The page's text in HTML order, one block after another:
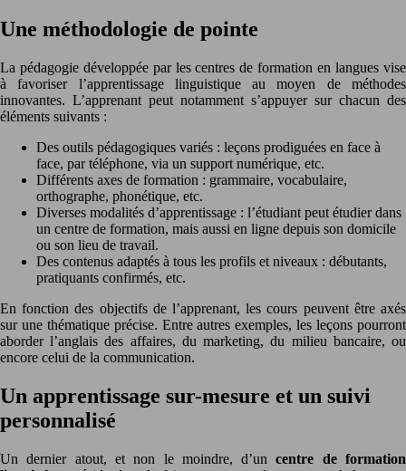
Une méthodologie de pointe
La pédagogie développée par les centres de formation en langues vise
à favoriser l’apprentissage linguistique au moyen de méthodes
innovantes. L’apprenant peut notamment s’appuyer sur chacun des
éléments suivants :
Des outils pédagogiques variés : leçons prodiguées en face à
face, par téléphone, via un support numérique, etc.
Différents axes de formation : grammaire, vocabulaire,
orthographe, phonétique, etc.
Diverses modalités d’apprentissage : l’étudiant peut étudier dans
un centre de formation, mais aussi en ligne depuis son domicile
ou son lieu de travail.
Des contenus adaptés à tous les profils et niveaux : débutants,
pratiquants confirmés, etc.
En fonction des objectifs de l’apprenant, les cours peuvent être axés
sur une thématique précise. Entre autres exemples, les leçons pourront
aborder l’anglais des affaires, du marketing, du milieu bancaire, ou
encore celui de la communication.
Un apprentissage sur-mesure et un suivi
personnalisé
Un dernier atout, et non le moindre, d’uncentre de formation